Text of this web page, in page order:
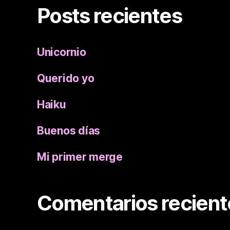
Posts recientes
Unicornio
Querido yo
Haiku
Buenos días
Mi primer merge
Comentarios